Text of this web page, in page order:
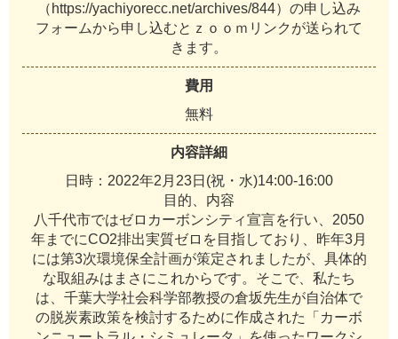
（ https://yachiyorecc.net/archives/844） の申 し込み
フ ォー ムから申 し込むと ｚ ｏ ｏ ｍ リ ンク が送られて
き ま す。
費用
無料
内容詳細
日 時 ： 2022年2 月 23日 (祝 ・ 水)14:00-16:00
目 的 内容
八千代市ではゼロ カーボンシテ ィ宣言を行い 2050
年ま でにCO2排出実質ゼロ を 目 指 してお り 昨年3月
には第3次環境保全計画が策定さ れま したが、 具体的
な取組みは ま さ に こ れからです。 そこ で 私たち
は
千葉大学社会科学部教授の倉坂先生が自治体で
の脱炭素政策を検討するために作成さ れた 「 カーボ